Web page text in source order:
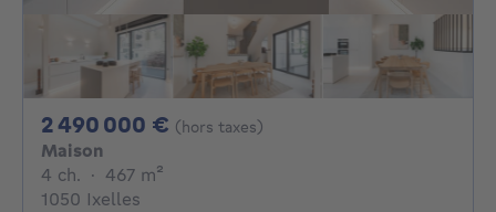
2 490 000 € 2490000€
(hors taxes)
Maison
4 ch. 4 chambres
· 467 m²
1050 Ixelles